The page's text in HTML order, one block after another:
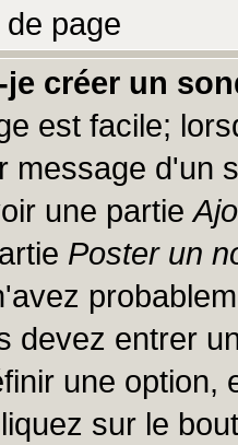
page
créer un
est facile;
message d'un
une partie
Poster un
devez entrer
une option,
sur le